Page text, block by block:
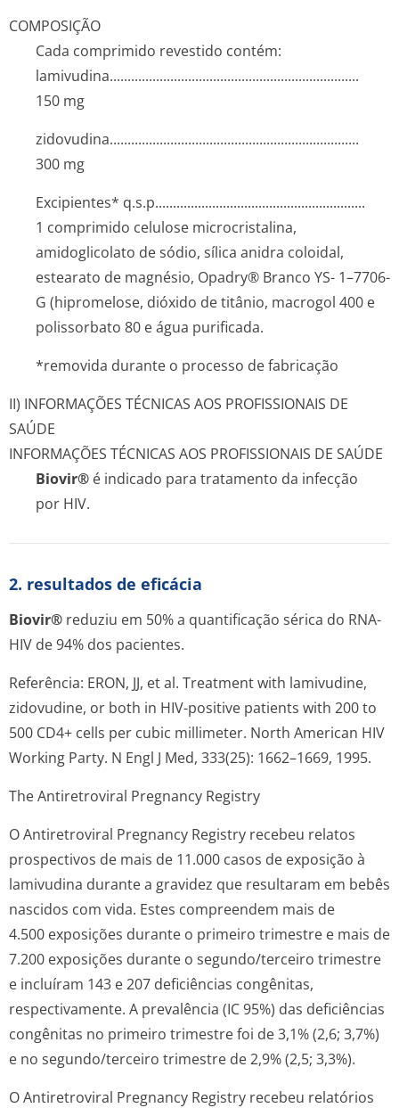
COMPOSIÇÃO
Cada comprimido revestido contém:
lamivudina...­.............­.............­.............­.............­.............­..
150 mg
zidovudina...­.............­.............­.............­.............­.............­..
300 mg
Excipientes* q.s.p........­.............­.............­.............­............
1 comprimido celulose microcristalina,
amidoglicolato de sódio, sílica anidra coloidal,
estearato de magnésio, Opadry® Branco YS- 1–7706-
G (hipromelose, dióxido de titânio, macrogol 400 e
polissorbato 80 e água purificada.
*removida durante o processo de fabricação
II) INFORMAÇÕES TÉCNICAS AOS PROFISSIONAIS DE
SAÚDE
INFORMAÇÕES TÉCNICAS AOS PROFISSIONAIS DE SAÚDE
Biovir® é indicado para tratamento da infecção
por HIV.
2. resultados de eficácia
Biovir® reduziu em 50% a quantificação sérica do RNA-
HIV de 94% dos pacientes.
Referência: ERON, JJ, et al. Treatment with lamivudine,
zidovudine, or both in HIV-positive patients with 200 to
500 CD4+ cells per cubic millimeter. North American HIV
Working Party. N Engl J Med, 333(25): 1662–1669, 1995.
The Antiretroviral Pregnancy Registry
OAntiretroviral Pregnancy Registry recebeu relatos
prospectivos de mais de 11.000 casos de exposição à
lamivudina durante a gravidez que resultaram em bebês
nascidos com vida. Estes compreendem mais de
4.500 exposições durante o primeiro trimestre e mais de
7.200 exposições durante o segundo/terceiro trimestre
e incluíram 143 e 207 deficiências congênitas,
respectivamente. A prevalência (IC 95%) das deficiências
congênitas no primeiro trimestre foi de 3,1% (2,6; 3,7%)
e no segundo/terceiro trimestre de 2,9% (2,5; 3,3%).
OAntiretroviral Pregnancy Registry recebeu relatórios